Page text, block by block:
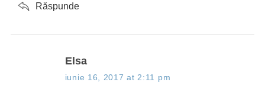
Răspunde
s
a
Elsa
iunie 16, 2017 at 2:11 pm